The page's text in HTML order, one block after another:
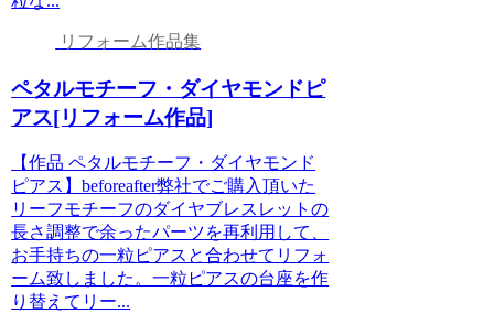
リフォーム作品集
ペタルモチーフ・ダイヤモンドピ
アス[リフォーム作品]
【作品 ペタルモチーフ・ダイヤモンド
ピアス】beforeafter弊社でご購入頂いた
リーフモチーフのダイヤブレスレットの
長さ調整で余ったパーツを再利用して、
お手持ちの一粒ピアスと合わせてリフォ
ーム致しました。一粒ピアスの台座を作
り替えてリー...